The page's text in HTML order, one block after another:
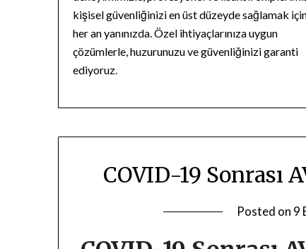
kişisel güvenliğinizi en üst düzeyde sağlamak
her an yanınızda. Özel ihtiyaçlarınıza uygun
çözümlerle, huzurunuzu ve güvenliğinizi garanti
ediyoruz.
COVID-19
Posted on 9